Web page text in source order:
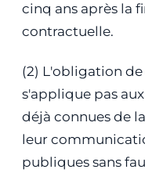
cinq ans après la
contractuelle.
(2) L'obligation
s'applique pas
déjà connues de
leur
publiques sans